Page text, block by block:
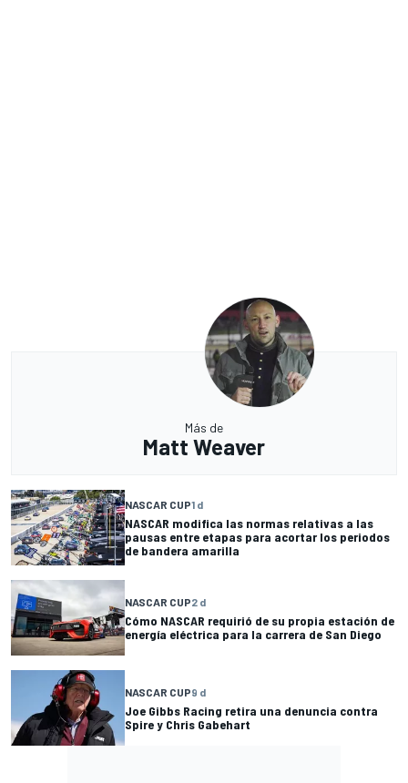
Más de
Matt Weaver
NASCAR CUP1 d
NASCAR modifica las normas relativas a las
pausas entre etapas para acortar los periodos
de bandera amarilla
NASCAR CUP2 d
Cómo NASCAR requirió de su propia estación de
energía eléctrica para la carrera de San Diego
NASCAR CUP9 d
Joe Gibbs Racing retira una denuncia contra
Spire y Chris Gabehart